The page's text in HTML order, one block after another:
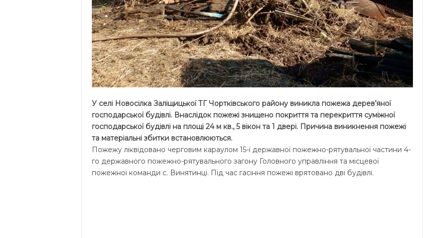
У селі Новосілка Заліщицької ТГ Чортківського району виникла пожежа дерев’яної
господарської будівлі. Внаслідок пожежі знищено покриття та перекриття суміжної
господарської будівлі на площі 24 м кв., 5 вікон та 1 двері. Причина виникнення пожежі
та матеріальні збитки встановлюються.
Пожежу ліквідовано черговим караулом 15-ї державної пожежно-рятувальної частини 4-
го державного пожежно-рятувального загону Головного управління та місцевої
пожежної команди с. Винятинці. Під час гасіння пожежі врятовано дві будівлі.